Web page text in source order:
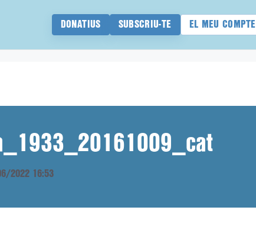
DONATIUS SUBSCRIU-TE EL MEU COMPTE
2022 16:53